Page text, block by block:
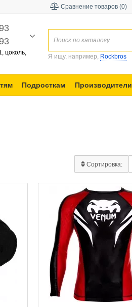
Сравнение товаров (0)
цоколь,
Я ищу, например, Rockbros
Подросткам Производители
Сортировка: